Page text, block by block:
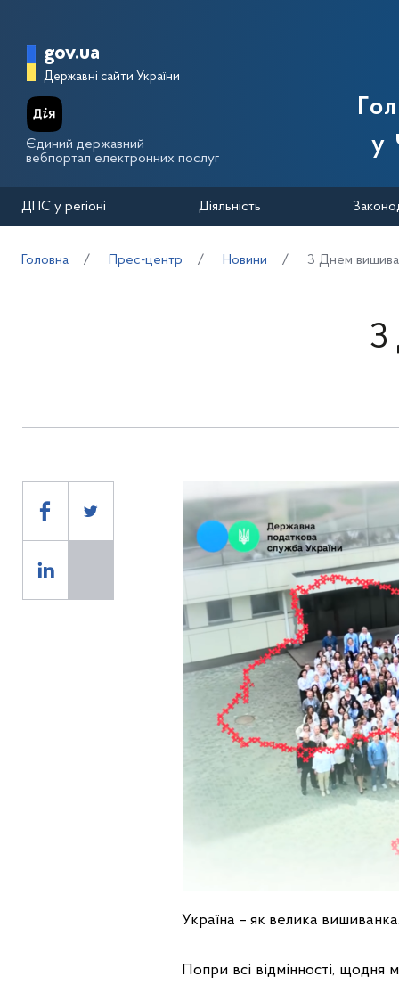
Головна сторінка Державної
gov.ua
Державні сайти України
Єдиний державний
вебпортал електронних послуг
у
ДПС у регіоні Діяльність
Головна Прес-центр Новини З Днем
З
Україна – як велика
Попри всі відмінності, щодня